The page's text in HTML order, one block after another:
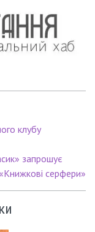
клубу
запрошує
серфери»